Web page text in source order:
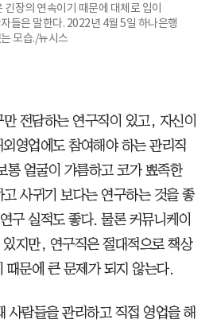
장의 연속이기 때문에 대체로 입이
들은 말한다. 2022년 4월 5일 하나은행
모습./뉴시스
전담하는 연구직이 있고, 자신이
영업에도 참여해야 하는 관리직
통 얼굴이 갸름하고 코가 뾰족한
사귀기 보다는 연구하는 것을 좋
구 실적도 좋다. 물론 커뮤니케이
지만, 연구직은 절대적으로 책상
때문에 큰 문제가 되지 않는다.
사람들을 관리하고 직접 영업을 해